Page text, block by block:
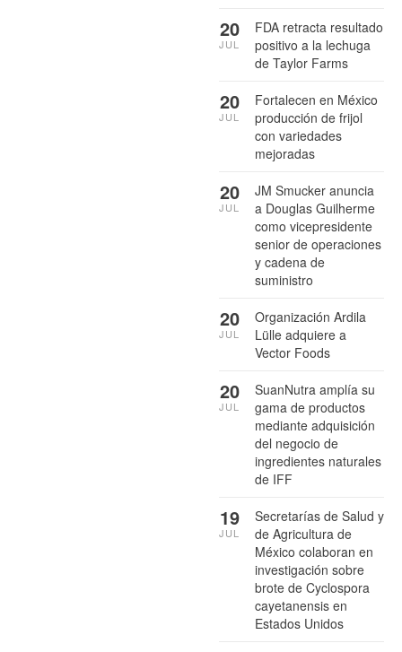
FDA retracta resultado
positivo a la lechuga
de Taylor Farms
20
JUL
Fortalecen en México
producción de frijol
con variedades
mejoradas
20
JUL
JM Smucker anuncia
a Douglas Guilherme
como vicepresidente
senior de operaciones
y cadena de
suministro
20
JUL
Organización Ardila
Lülle adquiere a
Vector Foods
20
JUL
SuanNutra amplía su
gama de productos
mediante adquisición
del negocio de
ingredientes naturales
de IFF
20
JUL
Secretarías de Salud y
de Agricultura de
México colaboran en
investigación sobre
brote de Cyclospora
cayetanensis en
Estados Unidos
19
JUL